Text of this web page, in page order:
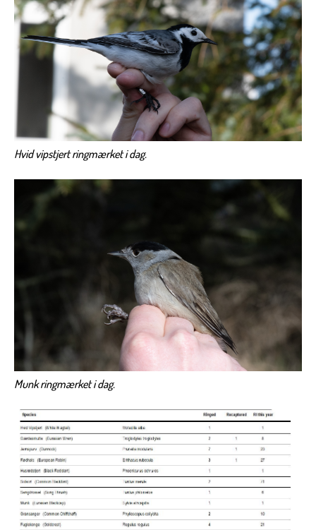
Hvid vipstjert ringmærket i dag.
Munk ringmærket i dag.